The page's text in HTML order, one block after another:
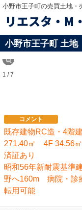
小野市王子町の売買土地・
リエスタ・M
小野市王子町 土地
1 / 7
コメント
既存建物RC造・4
271.40㎡ 4F 34.56㎡
済証あり
昭和56年新耐震基準
野へ160m 病院・診
転用可能